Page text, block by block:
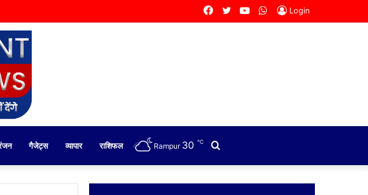
Login
WhatsApp
YouTube
Twitter
Facebook
गैजेट्स व्यापार राशिफल
for
Rampur 30 ℃